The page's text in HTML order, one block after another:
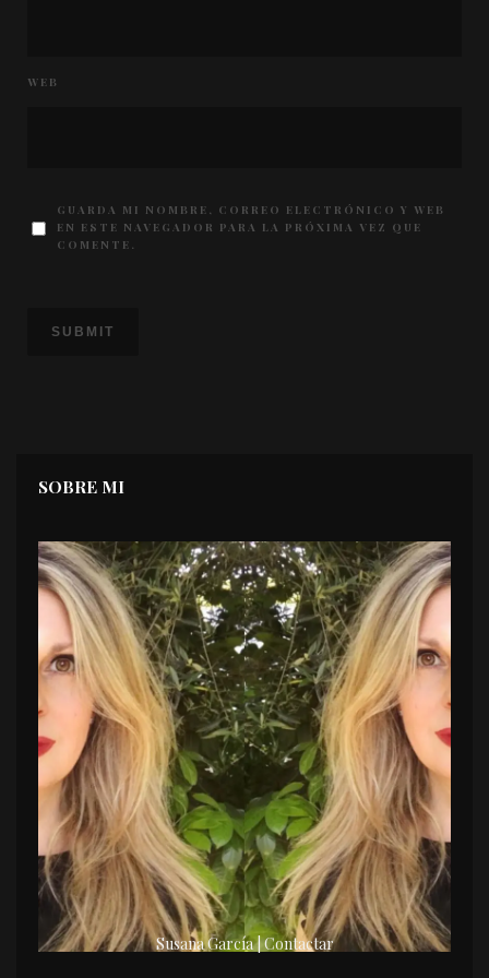
WEB
GUARDA MI NOMBRE, CORREO ELECTRÓNICO Y WEB
EN ESTE NAVEGADOR PARA LA PRÓXIMA VEZ QUE
COMENTE.
SOBRE MI
Susana García | Contactar